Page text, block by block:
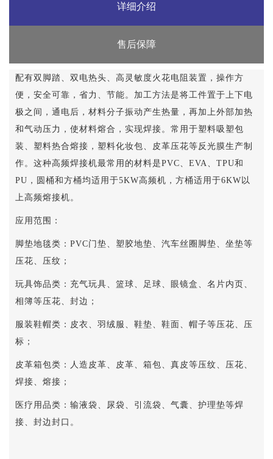
详细介绍
售后保障
配有双脚踏、双电热头、高灵敏度火花电阻装置，操作方
便，安全可靠，省力、节能。加工方法是将工件置于上下电
极之间，通电后，材料分子振动产生热量，再加上外部加热
和气动压力，使材料熔合，实现焊接。常用于塑料吸塑包
装、塑料热合熔接，塑料化妆包、皮革压花等反光膜生产制
作。这种高频焊接机最常用的材料是PVC、EVA、TPU和
PU，圆桶和方桶均适用于5KW高频机，方桶适用于6KW以
上高频熔接机。
应用范围：
脚垫地毯类： PVC门垫、塑胶地垫、汽车丝圈脚垫、坐垫等
压花、压纹；
玩具饰品类：充气玩具、篮球、足球、眼镜盒、名片内页、
相簿等压花、封边；
服装鞋帽类：皮衣、羽绒服、鞋垫、鞋面、帽子等压花、压
标；
皮革箱包类：人造皮革、皮革、箱包、真皮等压纹、压花、
焊接、熔接；
医疗用品类：输液袋、尿袋、引流袋、气囊、护理垫等焊
接、封边封口。